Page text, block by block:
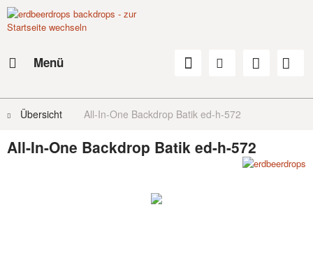
Menü
Übersicht All-In-One Backdrop Batik ed-h-572
All-In-One Backdrop Batik ed-h-572